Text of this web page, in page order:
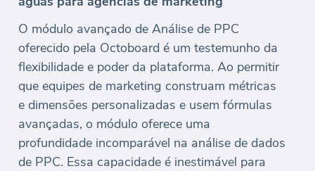
O módulo avançado de Análise de PPC
oferecido pela Octoboard é um testemunho da
flexibilidade e poder da plataforma. Ao permitir
que equipes de marketing construam métricas
e dimensões personalizadas e usem fórmulas
avançadas, o módulo oferece uma
profundidade incomparável na análise de dados
de PPC. Essa capacidade é inestimável para